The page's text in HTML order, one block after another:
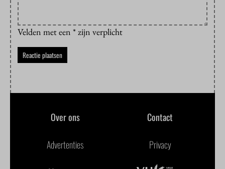
Velden met een * zijn verplicht
Over ons Contact
Advertenties Privacy